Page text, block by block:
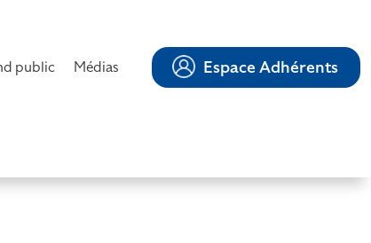
public Médias Espace Adhérents